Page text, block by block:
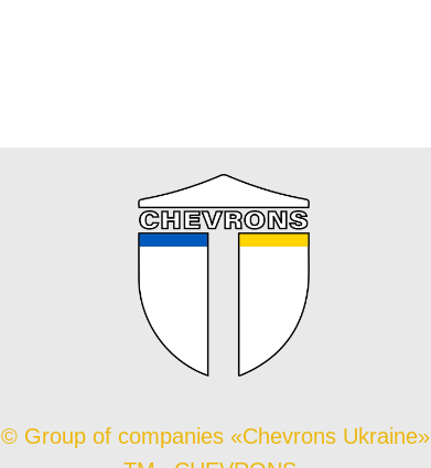
© Group of companies «Chevrons Ukraine»